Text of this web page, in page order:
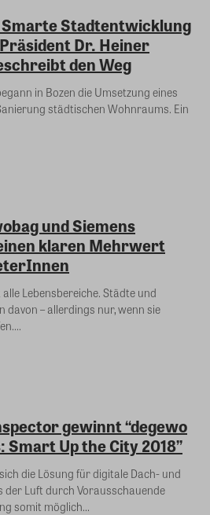
Stadtentwicklung
Dr. Heiner
den Weg
in Bozen die Umsetzung eines
städtischen Wohnraums. Ein
und Siemens
klaren Mehrwert
Lebensbereiche. Städte und
– allerdings nur, wenn sie
gewinnt “degewo
Up the City 2018”
die Lösung für digitale Dach- und
der Luft durch Vorausschauende
somit möglich...